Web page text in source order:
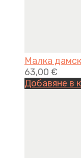
Малка
63,00 €
Добавяне в